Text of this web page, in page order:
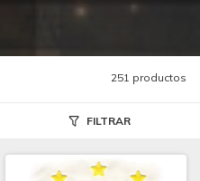
251 productos
FILTRAR